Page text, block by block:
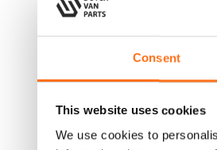
Consent
This website uses cookies
We use cookies to